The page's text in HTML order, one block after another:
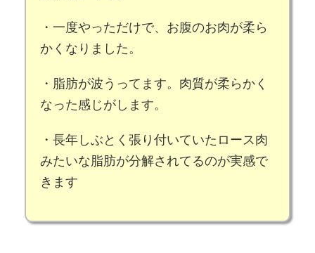
・ 一度やっただけで、お腹のお肉が柔ら
かくなりました。
・ 脂肪が波うってます。肉質が柔らかく
なった感じがします。
・長年しぶとく張り付いていたロース肉
みたいな脂肪が分解されてるのが実感で
きます